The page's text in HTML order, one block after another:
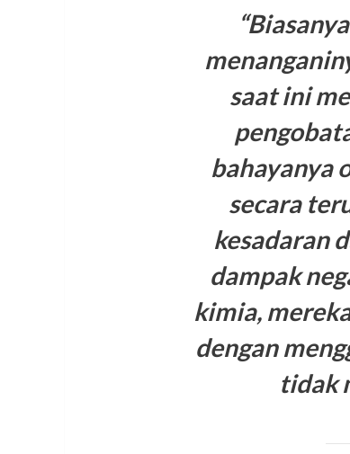
saat ini
bahayanya
secara
kesadaran
dampak
kimia,
dengan
tidak